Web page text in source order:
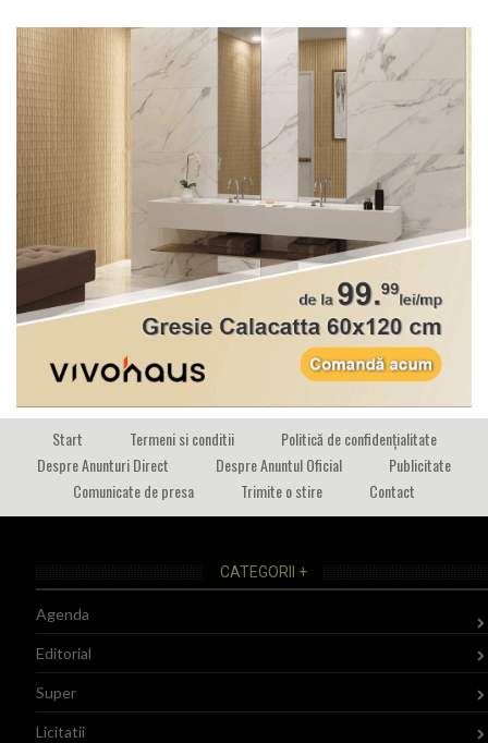
Start Termeni si conditii
Politică de confidențialitate
Despre Anunturi Direct
Despre Anuntul Oficial
Publicitate
Comunicate de presa
Trimite o stire Contact
CATEGORII +
Agenda
Editorial
Super
Licitatii